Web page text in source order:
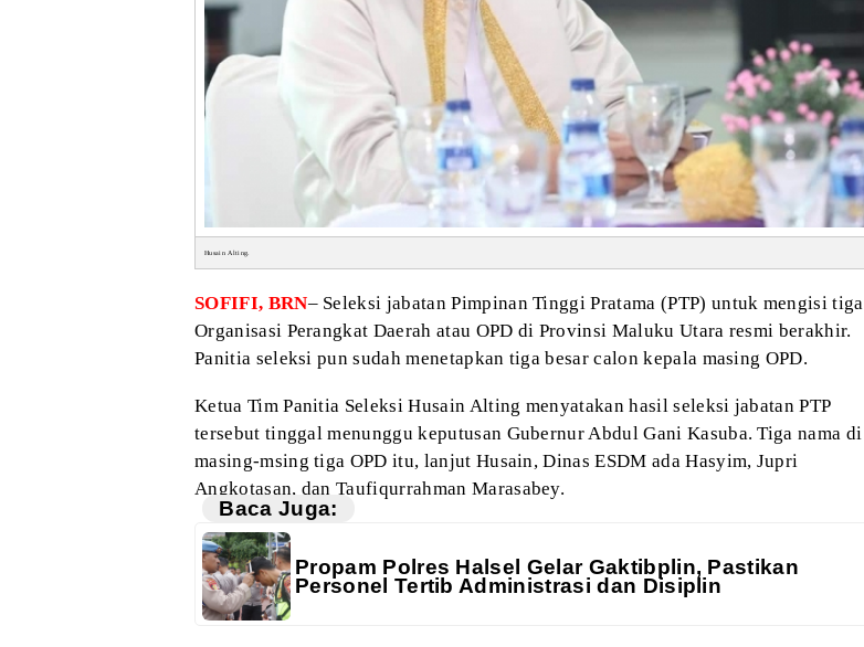
Husain Alting.
SOFIFI, BRN– Seleksi jabatan Pimpinan Tinggi Pratama (PTP) untuk mengisi tiga
Organisasi Perangkat Daerah atau OPD di Provinsi Maluku Utara resmi berakhir.
Panitia seleksi pun sudah menetapkan tiga besar calonkepala masing OPD.
Ketua Tim Panitia Seleksi Husain Alting menyatakan hasil seleksi jabatan PTP
tersebut tinggal menunggu keputusan Gubernur Abdul Gani Kasuba. Tiga nama di
masing-msing tiga OPD itu, lanjut Husain, Dinas ESDM ada Hasyim, Jupri
Angkotasan, dan Taufiqurrahman Marasabey.
Baca Juga:
Propam Polres Halsel Gelar Gaktibplin, Pastikan
Personel Tertib Administrasi dan Disiplin